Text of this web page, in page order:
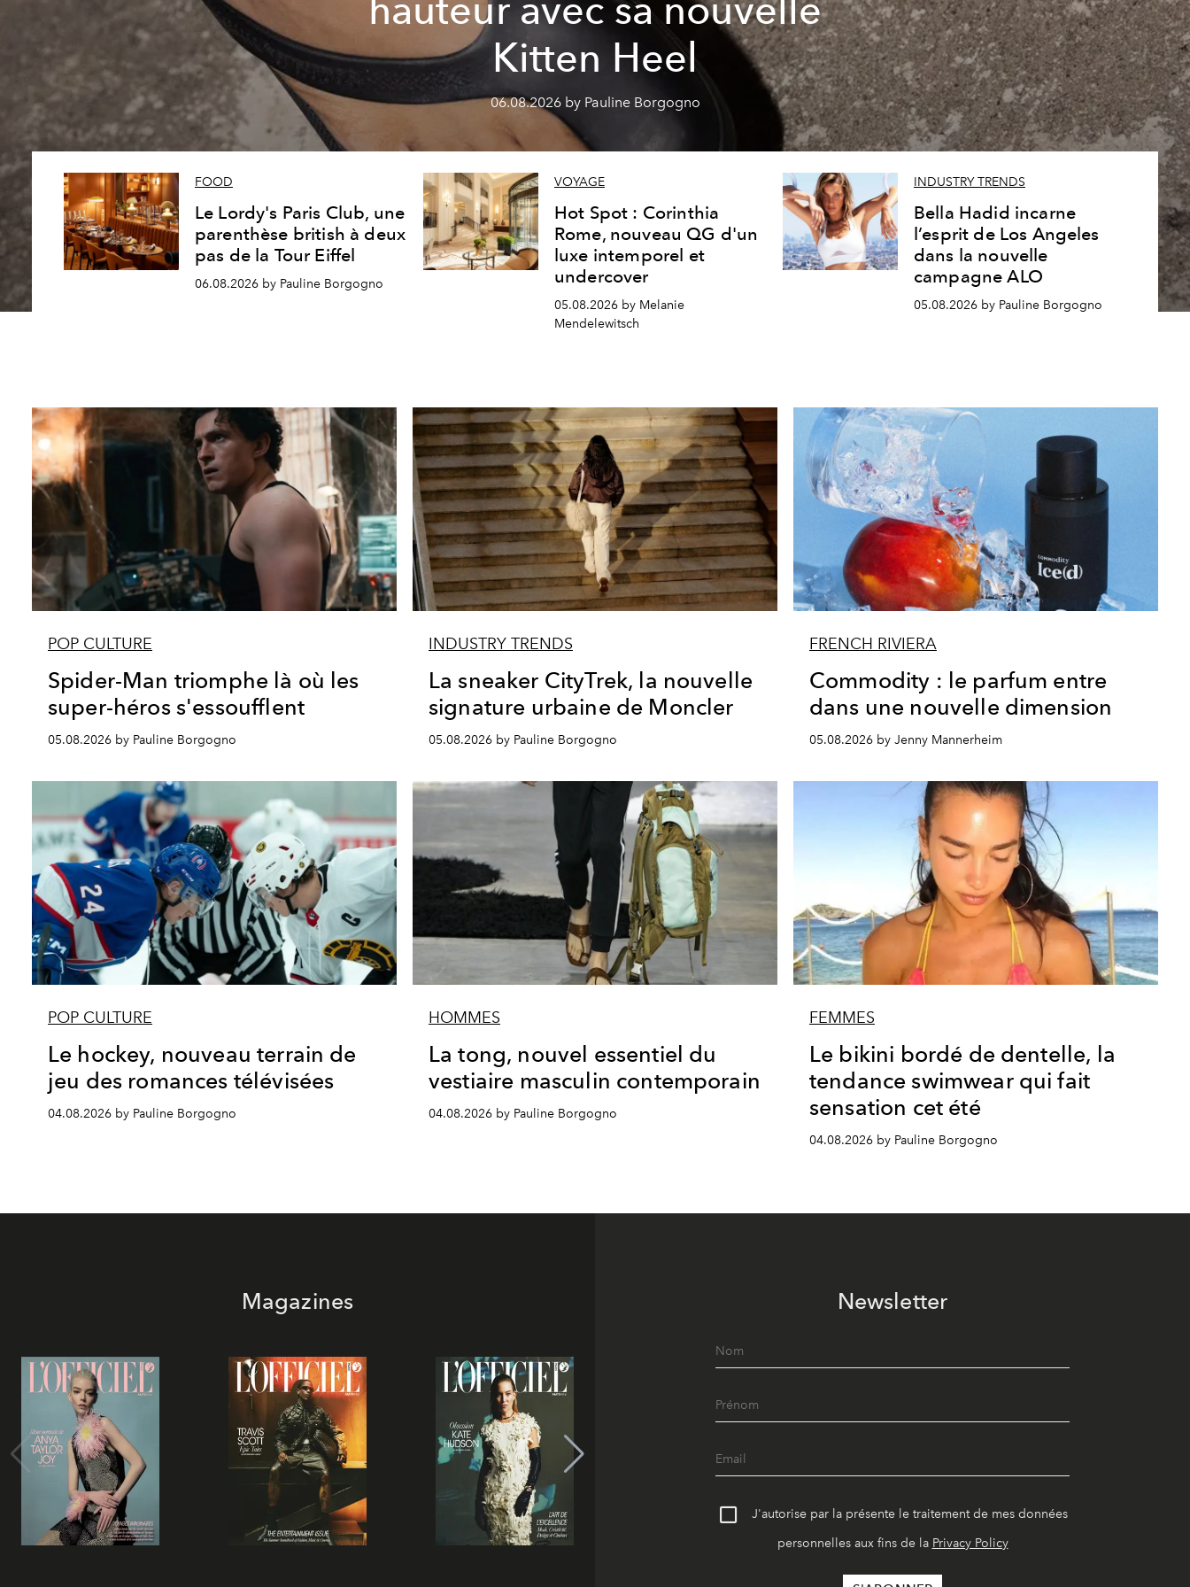
hauteur avec sa nouvelle
Kitten Heel
06.08.2026 by Pauline Borgogno
FOOD
Le Lordy's Paris Club, une
parenthèse british à deux
pas de la Tour Eiffel
06.08.2026 by Pauline Borgogno
VOYAGE
Hot Spot : Corinthia
Rome, nouveau QG d'un
luxe intemporel et
undercover
05.08.2026 by Melanie
Mendelewitsch
INDUSTRY TRENDS
Bella Hadid incarne
l’esprit de Los Angeles
dans la nouvelle
campagne ALO
05.08.2026 by Pauline Borgogno
POP CULTURE
Spider-Man triomphe là où les
super-héros s'essoufflent
05.08.2026 by Pauline Borgogno
INDUSTRY TRENDS
La sneaker CityTrek, la nouvelle
signature urbaine de Moncler
05.08.2026 by Pauline Borgogno
FRENCH RIVIERA
Commodity : le parfum entre
dans une nouvelle dimension
05.08.2026 by Jenny Mannerheim
POP CULTURE
Le hockey, nouveau terrain de
jeu des romances télévisées
04.08.2026 by Pauline Borgogno
HOMMES
La tong, nouvel essentiel du
vestiaire masculin contemporain
04.08.2026 by Pauline Borgogno
FEMMES
Le bikini bordé de dentelle, la
tendance swimwear qui fait
sensation cet été
04.08.2026 by Pauline Borgogno
Magazines Newsletter
J'autorise par la présente le traitement de mes données
personnelles aux fins de la Privacy Policy